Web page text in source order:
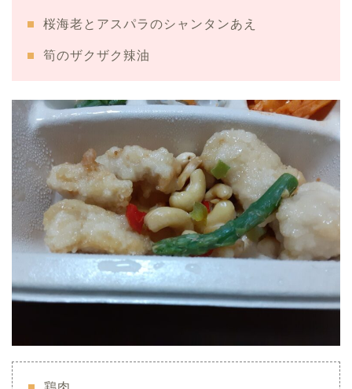
桜海老とアスパラのシャンタンあえ
筍のザクザク辣油